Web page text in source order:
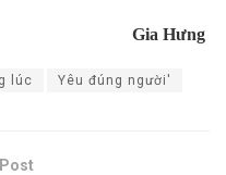
Gia Hưng
lúc Yêu đúng người'